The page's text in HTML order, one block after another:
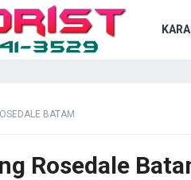
BATAM
Rosedale